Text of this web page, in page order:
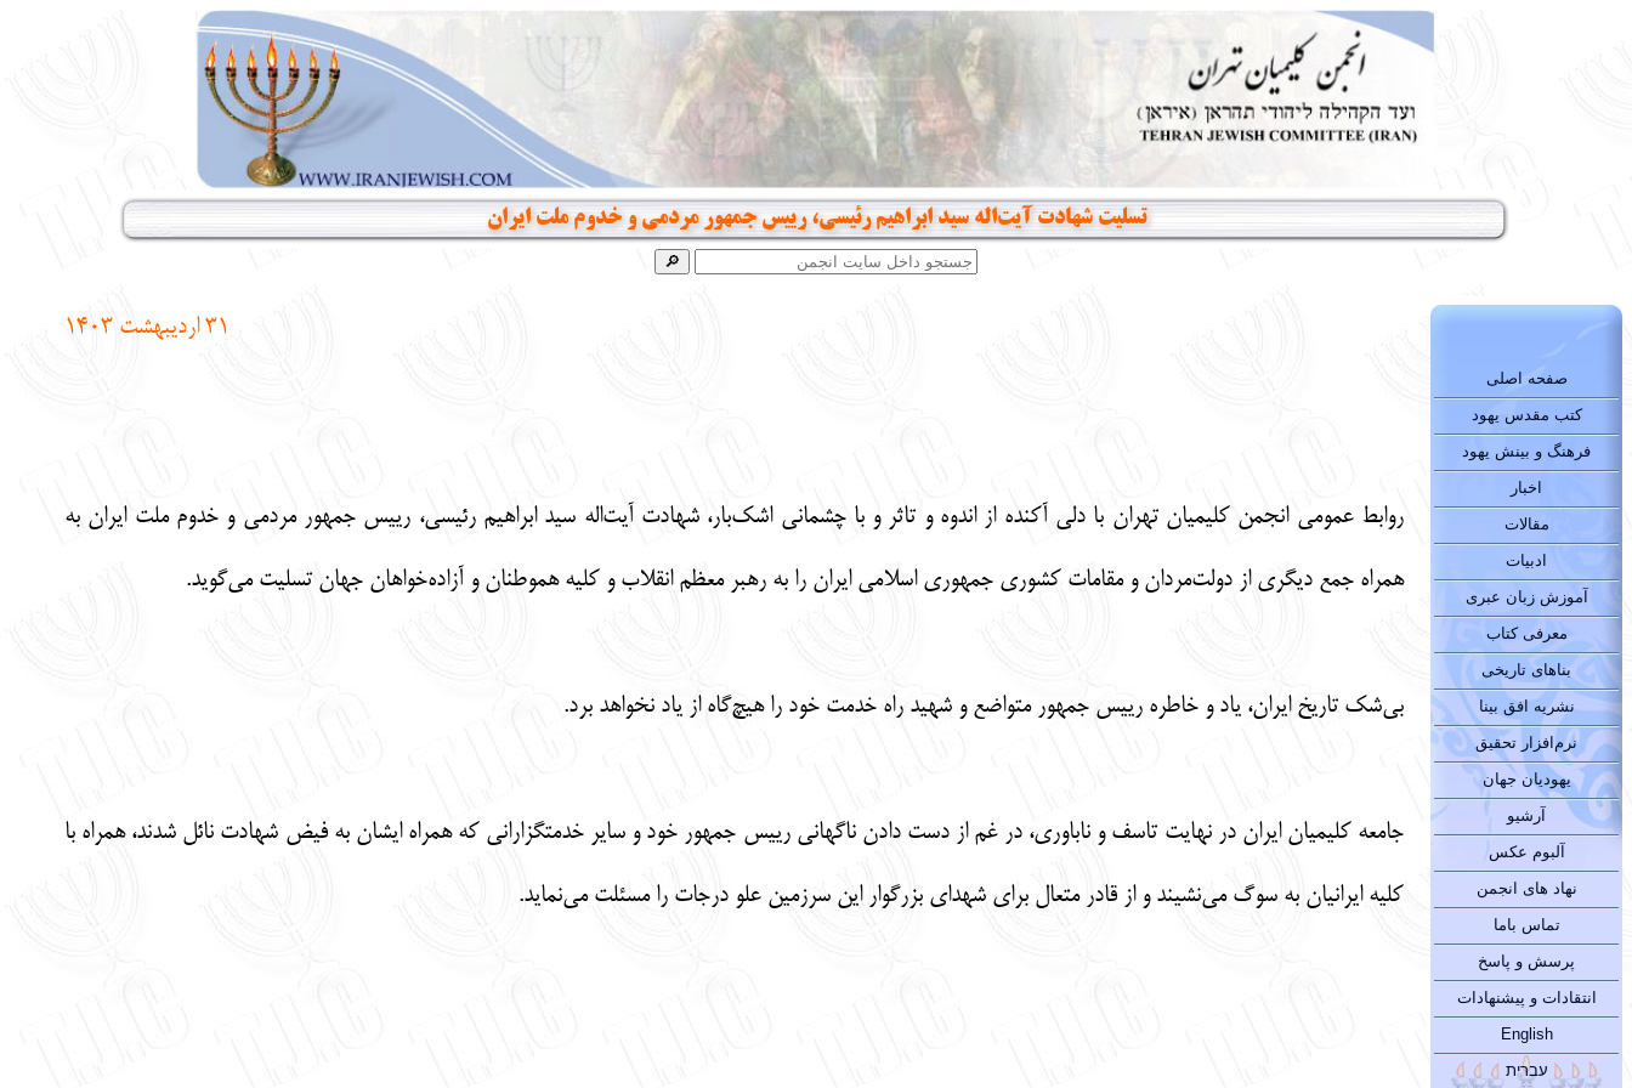
تسلیت شهادت آیت‌اله سید ابراهیم رئیسی، رییس جمهور مردمی و خدوم ملت ایران
صفحه اصلی
کتب مقدس یهود
فرهنگ و بینش یهود
اخبار
مقالات
ادبیات
آموزش زبان عبری
معرفی کتاب
بناهای تاریخی
نشریه افق بینا
نرم‌افزار تحقیق
یهودیان جهان
آرشیو
آلبوم عکس
نهاد های انجمن
تماس باما
پرسش و پاسخ
انتقادات و پیشنهادات
English
עברית
31 اردیبهشت 1403
روابط عمومی انجمن کلیمیان تهران با دلی آکنده از اندوه و تاثر و با چشمانی اشک‌بار، شهادت آیت‌اله سید ابراهیم رئیسی، رییس جمهور مردمی و خدوم ملت ایران به
همراه جمع دیگری از دولت‌مردان و مقامات کشوری جمهوری اسلامی ایران را به رهبر معظم انقلاب و کلیه هموطنان و آزاده‌خواهان جهان تسلیت می‌‌گوید.
بی‌شک تاریخ ایران، یاد و خاطره رییس جمهور متواضع و شهید راه خدمت خود را هیچ‌گاه از یاد نخواهد برد.
جامعه کلیمیان ایران در نهایت تاسف و ناباوری، در غم از دست دادن ناگهانی رییس جمهور خود و سایر خدمتگزارانی که همراه ایشان به فیض شهادت نائل شدند، همراه با
کلیه ایرانیان به سوگ می‌نشیند و از قادر متعال برای شهدای بزرگوار این سرزمین علو درجات را مسئلت می‌نماید.